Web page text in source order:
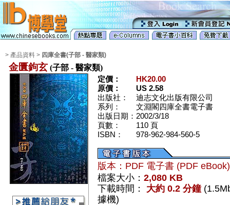
> 產品資料 > 四庫全書(子部 - 醫家類)
金匱鉤玄 (子部 - 醫家類)
定價：
HK20.00
原價：
US 2.58
出版社：
迪志文化出版有限公司
系列：
文淵閣四庫全書電子書
出版日期： 2002/3/18
頁數：
110 頁
ISBN：
978-962-984-560-5
版本：PDF 電子書 (PDF
檔案大小： 2,080 KB
下載時間：
大約 0.2 分鐘
據機)